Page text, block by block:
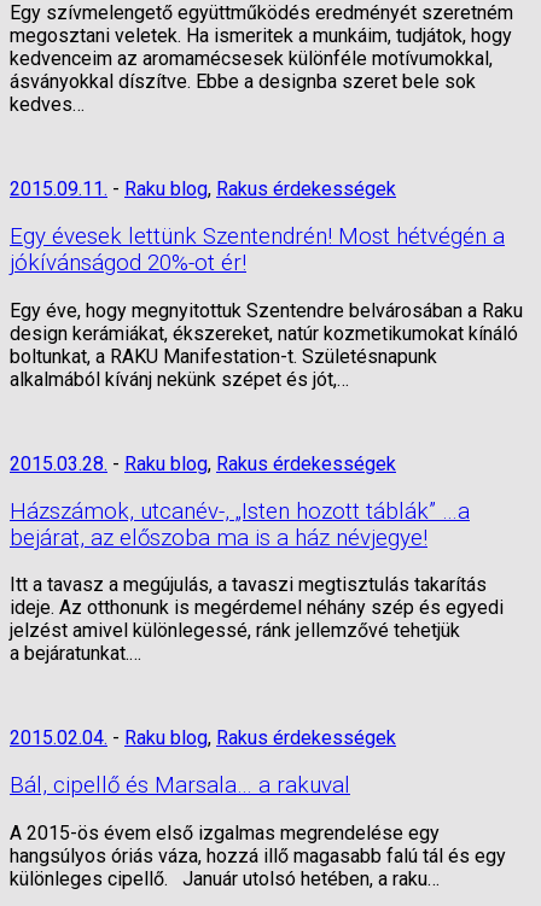
Egy szívmelengető együttműködés eredményét szeretném
megosztani veletek. Ha ismeritek a munkáim, tudjátok, hogy
kedvenceim az aromamécsesek különféle motívumokkal,
ásványokkal díszítve. Ebbe a designba szeret bele sok
kedves…
2015.09.11. - Raku blog, Rakus érdekességek
Egy évesek lettünk Szentendrén! Most hétvégén a
jókívánságod 20%-ot ér!
Egy éve, hogy megnyitottuk Szentendre belvárosában a Raku
design kerámiákat, ékszereket, natúr kozmetikumokat kínáló
boltunkat, a RAKU Manifestation-t. Születésnapunk
alkalmából kívánj nekünk szépet és jót,…
2015.03.28. - Raku blog, Rakus érdekességek
Házszámok, utcanév-, „Isten hozott táblák” …a
bejárat, az előszoba ma is a ház névjegye!
Itt a tavasz a megújulás, a tavaszi megtisztulás takarítás
ideje. Az otthonunk is megérdemel néhány szép és egyedi
jelzést amivel különlegessé, ránk jellemzővé tehetjük
a bejáratunkat.…
2015.02.04. - Raku blog, Rakus érdekességek
Bál, cipellő és Marsala… a rakuval
A 2015-ös évem első izgalmas megrendelése egy
hangsúlyos óriás váza, hozzá illő magasabb falú tál és egy
különleges cipellő. Január utolsó hetében, a raku…